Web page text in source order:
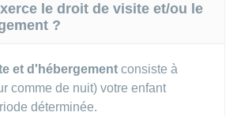
le droit de visite et/ou le
?
et d'hébergement consiste à
comme de nuit) votre enfant
déterminée.